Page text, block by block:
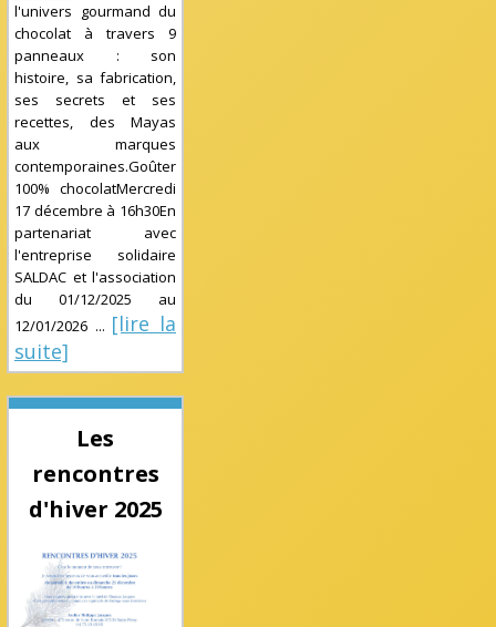
l'univers gourmand du
chocolat à travers 9
panneaux : son
histoire, sa fabrication,
ses secrets et ses
recettes, des Mayas
aux marques
contemporaines.Goûter
100% chocolatMercredi
17 décembre à 16h30En
partenariat avec
l'entreprise solidaire
SALDAC et l'association
du 01/12/2025 au
12/01/2026 ... [lire la
suite]
Les
rencontres
d'hiver 2025